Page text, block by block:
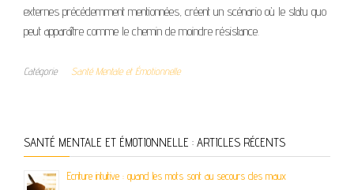
externes précédemment mentionnées, créent un scénario où le statu quo
peut apparaître comme le chemin de moindre résistance.
Catégorie Santé Mentale et Émotionnelle
SANTÉ MENTALE ET ÉMOTIONNELLE : ARTICLES RÉCENTS
Ecriture intuitive : quand les mots sont au secours des maux